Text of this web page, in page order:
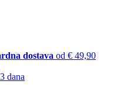
dostava od € 49,90
dana